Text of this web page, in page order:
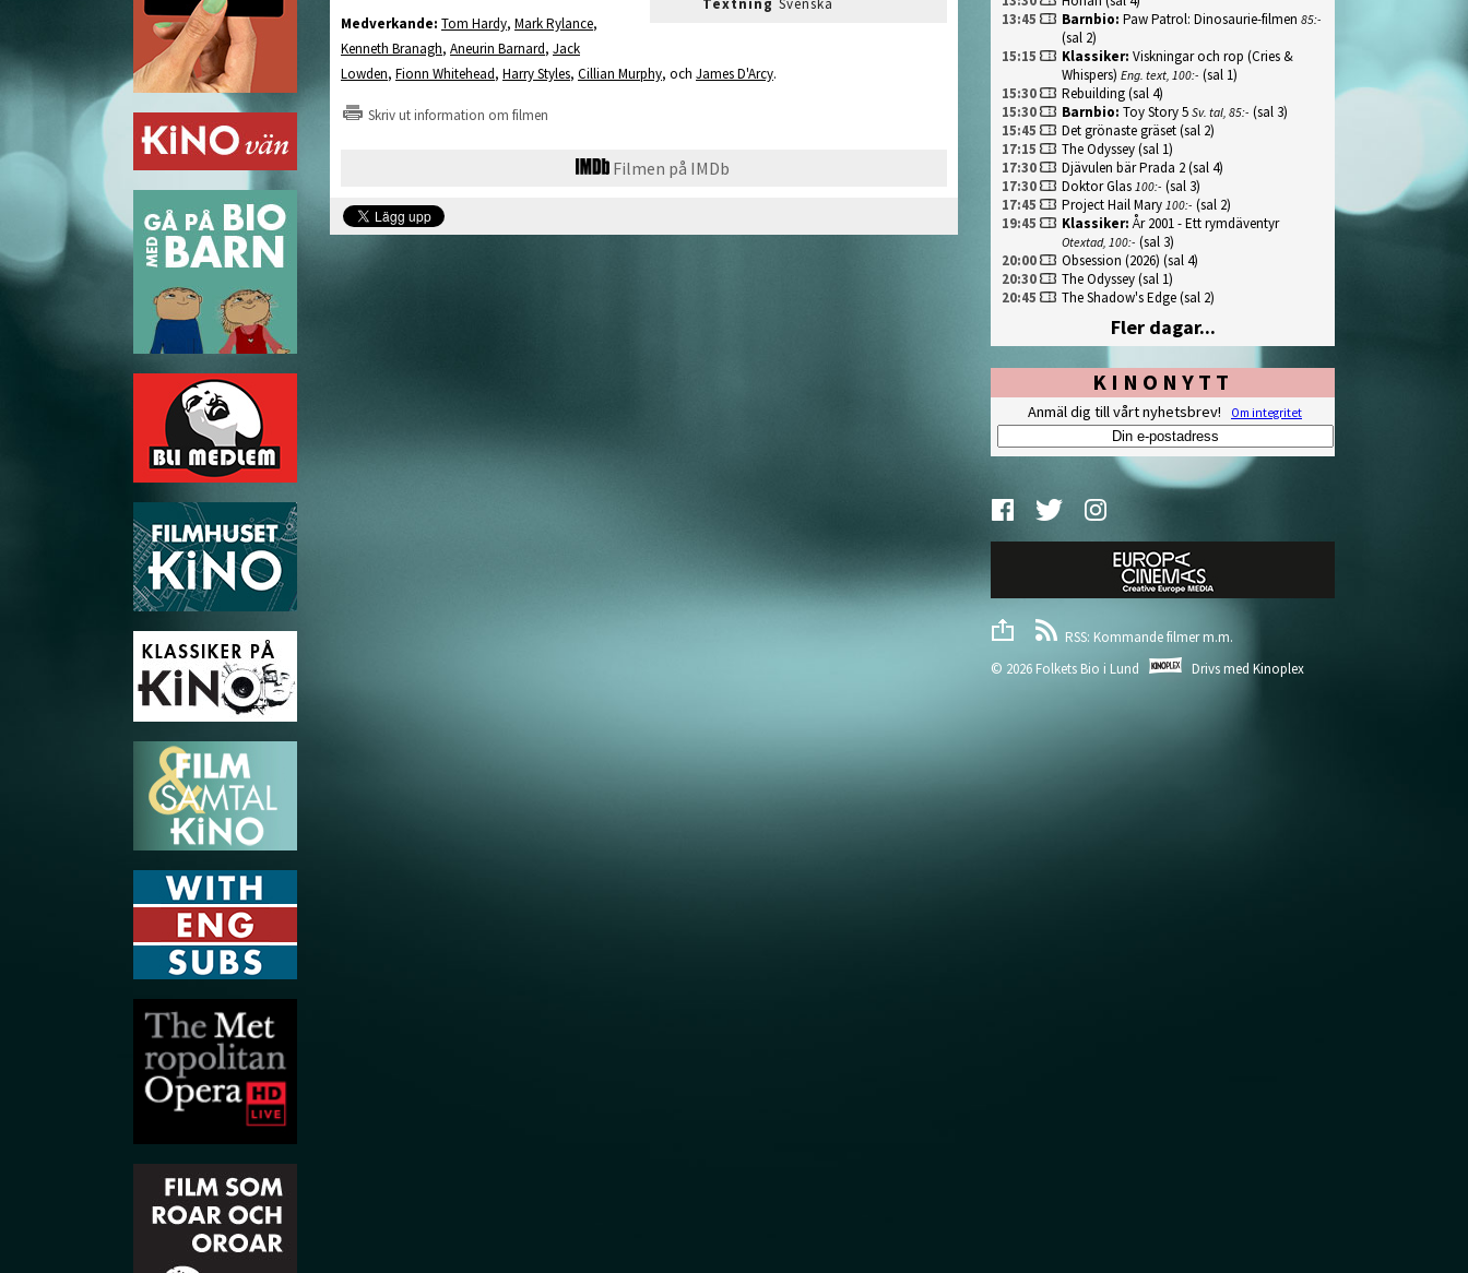
13:45
Barnbio: Paw Patrol: Dinosaurie-filmen 85:-
(sal 2)
15:15
Klassiker: Viskningar och rop (Cries &
Whispers) Eng. text, 100:- (sal 1)
15:30
Rebuilding(sal 4)
15:30
Barnbio: Toy Story 5 Sv. tal, 85:- (sal 3)
15:45
Det grönaste gräset(sal 2)
17:15
The Odyssey(sal 1)
17:30
Djävulen bär Prada 2(sal 4)
17:30
Doktor Glas 100:- (sal 3)
17:45
Project Hail Mary 100:- (sal 2)
19:45
Klassiker: År 2001 - Ett rymdäventyr
Otextad, 100:- (sal 3)
20:00
Obsession (2026) (sal 4)
20:30
The Odyssey(sal 1)
20:45
The Shadow's Edge(sal 2)
Fler dagar...
KINONYTT
Anmäl dig till vårt nyhetsbrev! Om integritet
RSS: Kommande filmer m.m.
© 2026 Folkets Bio i Lund
Drivs med Kinoplex
Textning Svenska
Medverkande: Tom Hardy, Mark Rylance,
Kenneth Branagh, Aneurin Barnard, Jack
Lowden, Fionn Whitehead, Harry Styles, Cillian Murphy, och James D'Arcy.
Skriv ut information om filmen
Filmen på IMDb